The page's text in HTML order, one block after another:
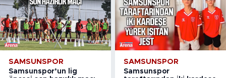
SAMSUNSPOR
Samsunspor’un lig
SAMSUNSPOR
Samsunspor